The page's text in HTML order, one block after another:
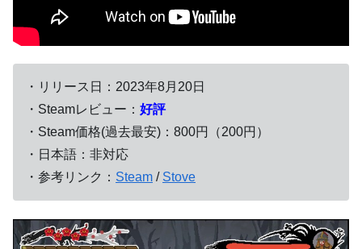
・リリース日：2023年8月20日
・Steamレビュー： 好評
・Steam価格(過去最安)：800円（200円）
・日本語：非対応
・参考リンク： Steam / Stove